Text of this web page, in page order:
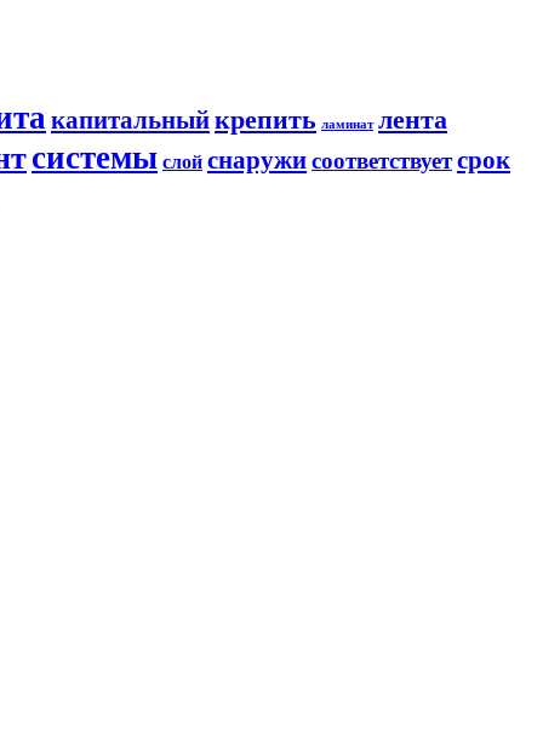
капитальныйкрепить ламинат лента
системы слой снаружисоответствуетсрок